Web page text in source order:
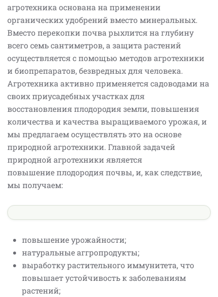
агротехника основана на применении
органических удобрений вместо минеральных.
Вместо перекопки почва рыхлится на глубину
всего семь сантиметров, а защита растений
осуществляется с помощью методов агротехники
и биопрепаратов, безвредных для человека.
Агротехника активно применяется садоводами на
своих приусадебных участках для
восстановления плодородия земли, повышения
количества и качества выращиваемого урожая, и
мы предлагаем осуществлять это на основе
природной агротехники. Главной задачей
природной агротехники является
повышение плодородия почвы, и, как следствие,
мы получаем:
повышение урожайности;
натуральные аггропродукты;
выработку растительного иммунитета, что
повышает устойчивость к заболеваниям
растений;